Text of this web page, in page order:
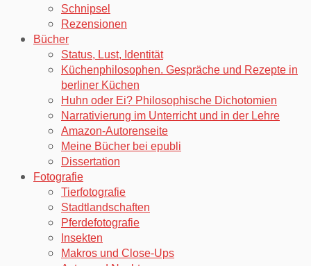
Schnipsel
Rezensionen
Bücher
Status, Lust, Identität
Küchenphilosophen. Gespräche und Rezepte in
berliner Küchen
Huhn oder Ei? Philosophische Dichotomien
Narrativierung im Unterricht und in der Lehre
Amazon-Autorenseite
Meine Bücher bei epubli
Dissertation
Fotografie
Tierfotografie
Stadtlandschaften
Pferdefotografie
Insekten
Makros und Close-Ups